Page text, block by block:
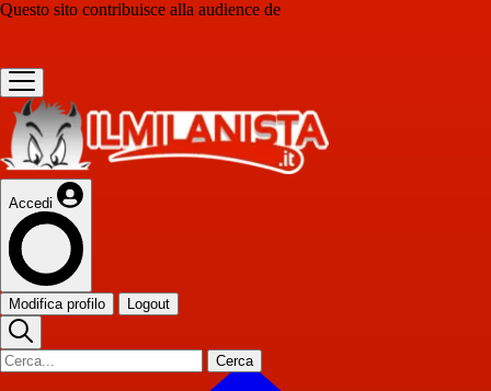
Questo sito contribuisce alla audience de
Accedi
Modifica profilo Logout
Cerca